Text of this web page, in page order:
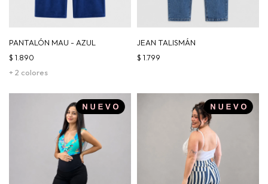
PANTALÓN MAU - AZUL
+ 2 colores
$ 1.890
JEAN TALISMÁN
$ 1.799